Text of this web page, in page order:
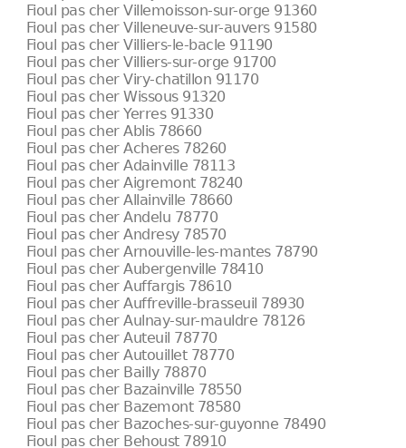
Fioul pas cher Villemoisson-sur-orge 91360
Fioul pas cher Villeneuve-sur-auvers 91580
Fioul pas cher Villiers-le-bacle 91190
Fioul pas cher Villiers-sur-orge 91700
Fioul pas cher Viry-chatillon 91170
Fioul pas cher Wissous 91320
Fioul pas cher Yerres 91330
Fioul pas cher Ablis 78660
Fioul pas cher Acheres 78260
Fioul pas cher Adainville 78113
Fioul pas cher Aigremont 78240
Fioul pas cher Allainville 78660
Fioul pas cher Andelu 78770
Fioul pas cher Andresy 78570
Fioul pas cher Arnouville-les-mantes 78790
Fioul pas cher Aubergenville 78410
Fioul pas cher Auffargis 78610
Fioul pas cher Auffreville-brasseuil 78930
Fioul pas cher Aulnay-sur-mauldre 78126
Fioul pas cher Auteuil 78770
Fioul pas cher Autouillet 78770
Fioul pas cher Bailly 78870
Fioul pas cher Bazainville 78550
Fioul pas cher Bazemont 78580
Fioul pas cher Bazoches-sur-guyonne 78490
Fioul pas cher Behoust 78910